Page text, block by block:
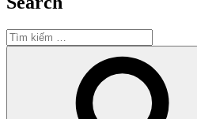
Tìm
kiếm: